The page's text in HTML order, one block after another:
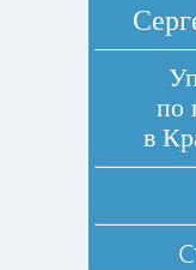
по
в